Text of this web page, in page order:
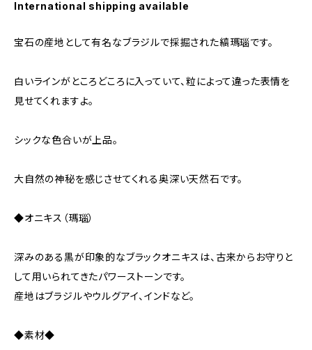
International shipping available
宝石の産地として有名なブラジルで採掘された縞瑪瑙です。
白いラインがところどころに入っていて、粒によって違った表情を
見せてくれますよ。
シックな色合いが上品。
大自然の神秘を感じさせてくれる奥深い天然石です。
◆オニキス（瑪瑙）
深みのある黒が印象的なブラックオニキスは、古来からお守りと
して用いられてきたパワーストーンです。
産地はブラジルやウルグアイ、インドなど。
◆素材◆